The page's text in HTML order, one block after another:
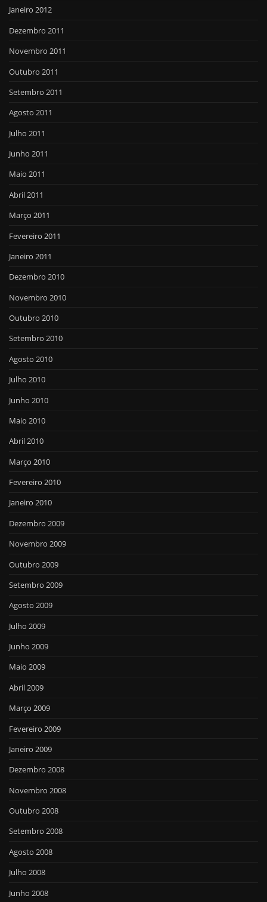
Janeiro 2012
Dezembro 2011
Novembro 2011
Outubro 2011
Setembro 2011
Agosto 2011
Julho 2011
Junho 2011
Maio 2011
Abril 2011
Março 2011
Fevereiro 2011
Janeiro 2011
Dezembro 2010
Novembro 2010
Outubro 2010
Setembro 2010
Agosto 2010
Julho 2010
Junho 2010
Maio 2010
Abril 2010
Março 2010
Fevereiro 2010
Janeiro 2010
Dezembro 2009
Novembro 2009
Outubro 2009
Setembro 2009
Agosto 2009
Julho 2009
Junho 2009
Maio 2009
Abril 2009
Março 2009
Fevereiro 2009
Janeiro 2009
Dezembro 2008
Novembro 2008
Outubro 2008
Setembro 2008
Agosto 2008
Julho 2008
Junho 2008